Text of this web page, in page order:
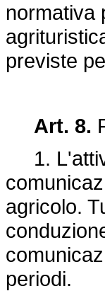
normativa
previste
Art. 8.
1.
agricolo.
periodi.